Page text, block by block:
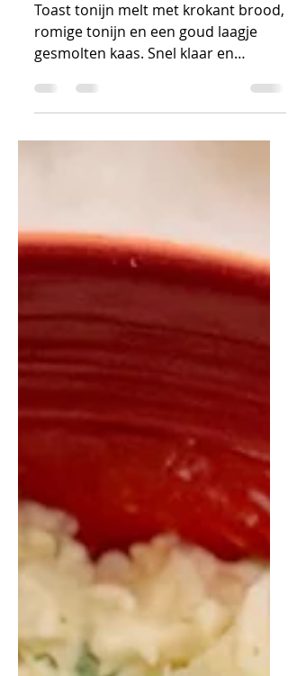
Cheesy toast
tonijnsalade
Toast tonijn melt met krokant brood,
romige tonijn en een goud laagje
gesmolten kaas. Snel klaar en